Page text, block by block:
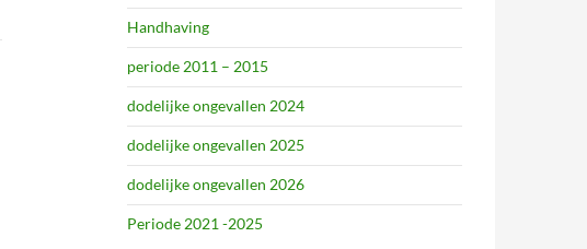
Handhaving
periode 2011 – 2015
dodelijke ongevallen 2024
dodelijke ongevallen 2025
dodelijke ongevallen 2026
Periode 2021 -2025